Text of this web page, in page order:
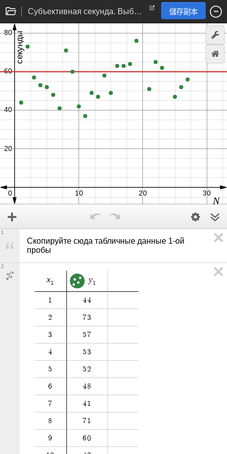
Субъективная секунда. Выборка по 25 замерам 儲存副本
Скопируйте сюда табличные данные 1-ой
пробы
1
x1 y1
1 44
2 73
3 57
4 53
5 52
6 48
7 41
8 7 1
9 60
2